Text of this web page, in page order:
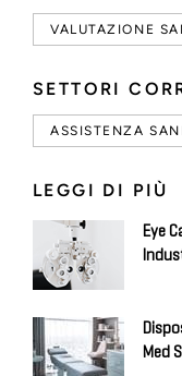
VALUTAZIONE
SETTORI
ASSISTENZA
LEGGI DI PIÙ
Eye
Med